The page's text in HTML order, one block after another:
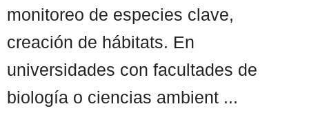
monitoreo de especies clave,
creación de hábitats. En
universidades con facultades de
biología o ciencias ambient ...